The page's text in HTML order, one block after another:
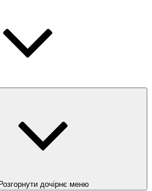
Розгорнути дочірнє меню